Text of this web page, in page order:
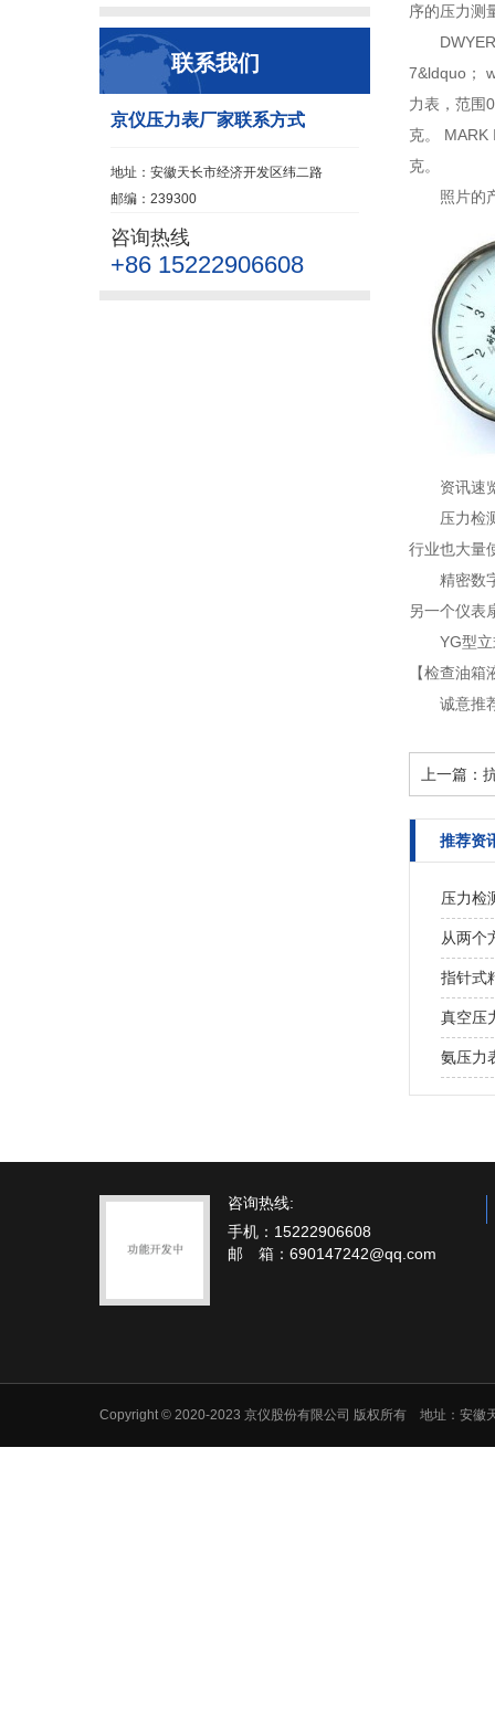
联系我们
京仪压力表厂家联系方式
地址：安徽天长市经济开发区纬二路
邮编：239300
咨询热线
+86 15222906608
序的压力测
7&ldquo；
力表，范围
克。
克。
照片的
资讯速
压力检
行业也大量
精密数
另一个仪表
YG型
【检查油
诚意推
上一篇：
推荐资
压力检
从两个
指针式
真空压
氨压力
咨询热线:
手机：15222906608
邮 箱：690147242@qq.com
Copyright © 2020-2023 京仪股份有限公司 版权所有 地址：安